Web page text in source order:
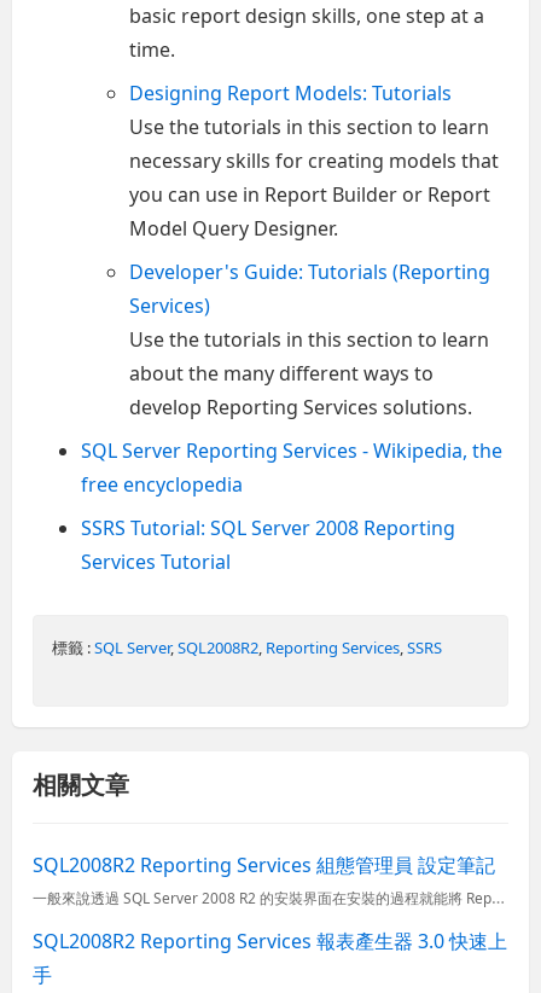
basic report design skills, one step at a
time.
Designing Report Models: Tutorials
Use the tutorials in this section to learn
necessary skills for creating models that
you can use in Report Builder or Report
Model Query Designer.
Developer's Guide: Tutorials (Reporting
Services)
Use the tutorials in this section to learn
about the many different ways to
develop Reporting Services solutions.
SQL Server Reporting Services - Wikipedia, the
free encyclopedia
SSRS Tutorial: SQL Server 2008 Reporting
Services Tutorial
標籤 :SQL Server,SQL2008R2 Reporting Services ,SSRS
相關文章
SQL2008R2 Reporting Services 組態管理員 設定筆記
一般來說透過 SQL Server 2008 R2 的安裝界面在安裝的過程就能將 Reporting Services 的組態給設定好，不過也有可能在事後修改 Reporting Services 的...
SQL2008R2 Reporting Services 報表產生器 3.0 快速上
手